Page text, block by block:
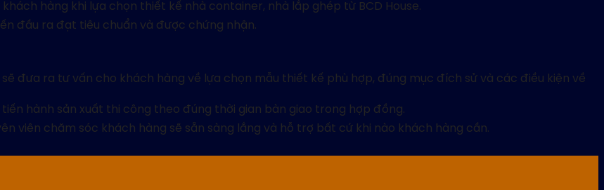
hàng khi lựa chọn thiết kế nhà container, nhà lắp ghép từ BCD House.
đầu ra đạt tiêu chuẩn và được chứng nhận.
đưa ra tư vấn cho khách hàng về lựa chọn mẫu thiết kế phù hợp, đúng mục đích sử và các điều kiện về
hành sản xuất thi công theo đúng thời gian bàn giao trong hợp đồng.
viên chăm sóc khách hàng sẽ sẵn sàng lắng và hỗ trợ bất cứ khi nào khách hàng cần.